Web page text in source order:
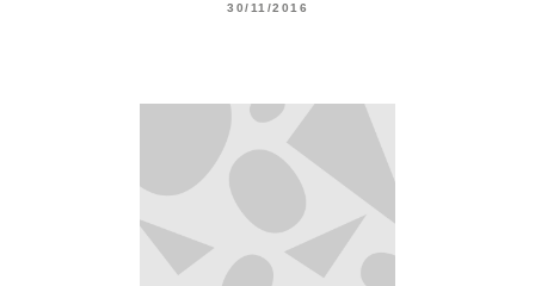
30/11/2016